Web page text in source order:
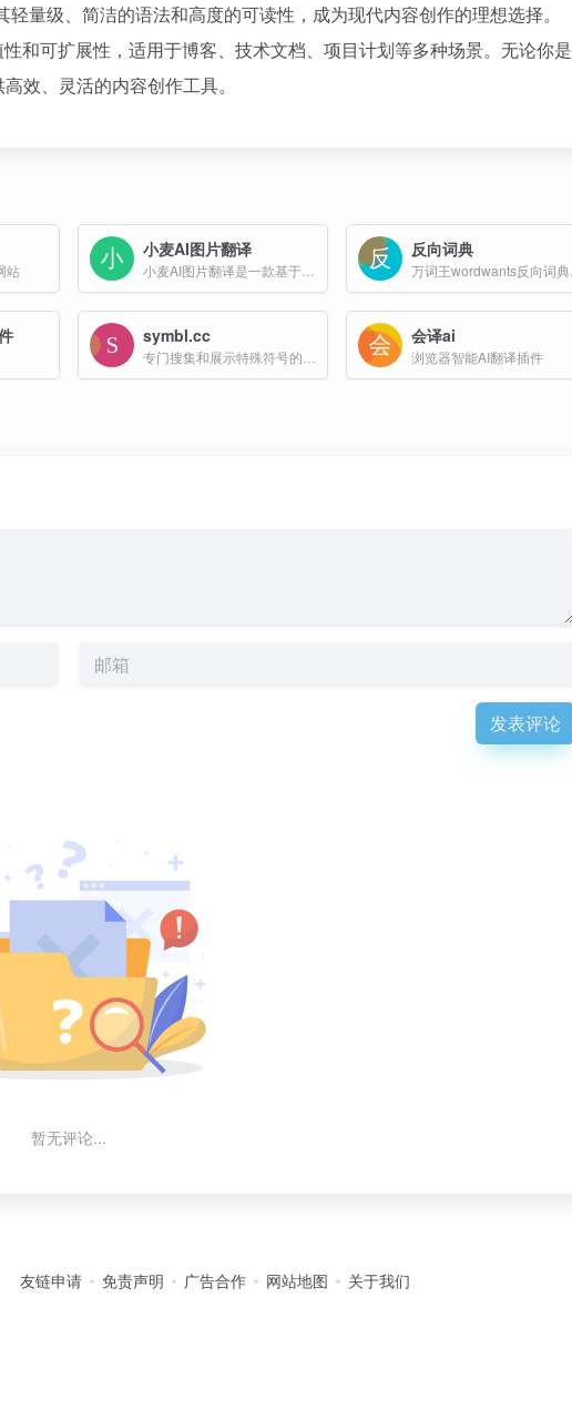
量级、简洁的语法和高度的可读性，成为现代内容创作的理想选择。
和可扩展性，适用于博客、技术文档、项目计划等多种场景。无论你是
效、灵活的内容创作工具。
站
小麦AI图片翻译
小麦AI图片翻译是一款基于本地AI模型的高效图片翻译工具，旨在为用户提供快速、精准且免费的图片翻译服务。
反向词典
symbl.cc 会译ai
浏览器智能AI翻译插件
发表评论
暂无评论...
友链申请 免责声明 广告合作 网站地图 关于我们